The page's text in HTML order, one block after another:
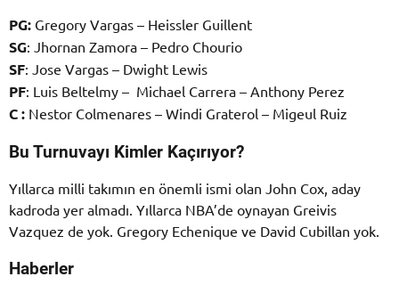
PG: Gregory Vargas – Heissler Guillent
SG: Jhornan Zamora – Pedro Chourio
SF: Jose Vargas – Dwight Lewis
PF: Luis Beltelmy – Michael Carrera – Anthony Perez
C : Nestor Colmenares – Windi Graterol – Migeul Ruiz
Bu Turnuvayı Kimler Kaçırıyor?
Yıllarca milli takımın en önemli ismi olan John Cox, aday
kadroda yer almadı. Yıllarca NBA’de oynayan Greivis
Vazquez de yok. Gregory Echenique ve David Cubillan yok.
Haberler